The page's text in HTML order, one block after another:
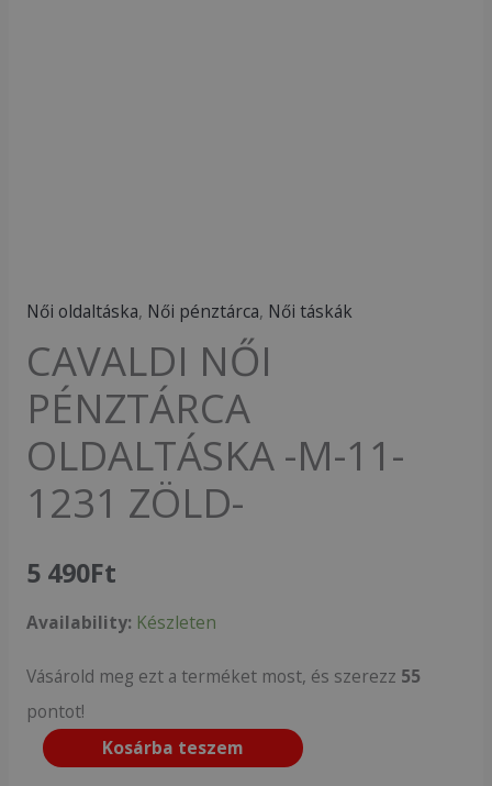
Női oldaltáska, Női pénztárca, Női táskák
CAVALDI NŐI
PÉNZTÁRCA
OLDALTÁSKA -M-11-
1231 ZÖLD-
5 490Ft
Availability: Készleten
Vásárold meg ezt a terméket most, és szerezz 55
pontot!
Kosárba teszem